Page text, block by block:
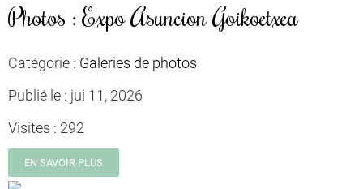
Photos : Expo Asuncion Goikoetxea
Catégorie : Galeries de photos
Publié le : jui 11, 2026
Visites : 292
EN SAVOIR PLUS